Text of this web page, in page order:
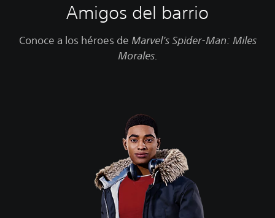
Amigos del barrio
Conoce a los héroes de Marvel's Spider-Man: Miles
Morales.